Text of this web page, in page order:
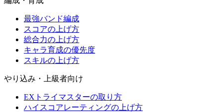
最強バンド編成
スコアの上げ方
総合力の上げ方
キャラ育成の優先度
スキルの上げ方
やり込み・上級者向け
EXトライマスターの取り方
ハイスコアレーティングの上げ方